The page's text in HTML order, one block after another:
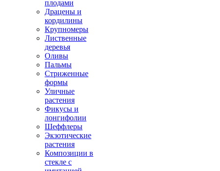
плодами
Драцены и
кордилины
Крупномеры
Лиственные
деревья
Оливы
Пальмы
Стриженные
формы
Уличные
растения
Фикусы и
лонгифолии
Шеффлеры
Экзотические
растения
Композиции в
стекле с